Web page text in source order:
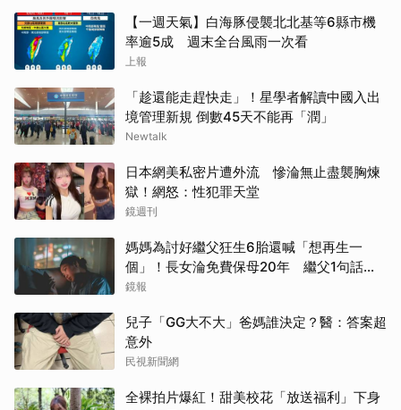
【一週天氣】白海豚侵襲北北基等6縣市機
率逾5成 週末全台風雨一次看
上報
「趁還能走趕快走」！星學者解讀中國入出
境管理新規 倒數45天不能再「潤」
Newtalk
日本網美私密片遭外流 慘淪無止盡襲胸煉
獄！網怒：性犯罪天堂
鏡週刊
媽媽為討好繼父狂生6胎還喊「想再生一
個」！長女淪免費保母20年 繼父1句話嚇
到逃家
鏡報
兒子「GG大不大」爸媽誰決定？醫：答案超
意外
民視新聞網
全裸拍片爆紅！甜美校花「放送福利」下身